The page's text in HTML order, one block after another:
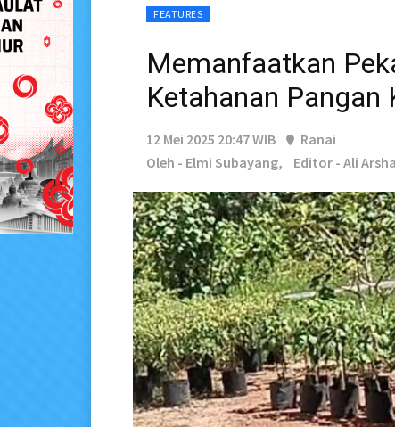
FEATURES
Memanfaatkan
Ketahanan Pangan
12 Mei 2025 20:47 WIB
Ranai
Oleh - Elmi Subayang,
Editor - Ali